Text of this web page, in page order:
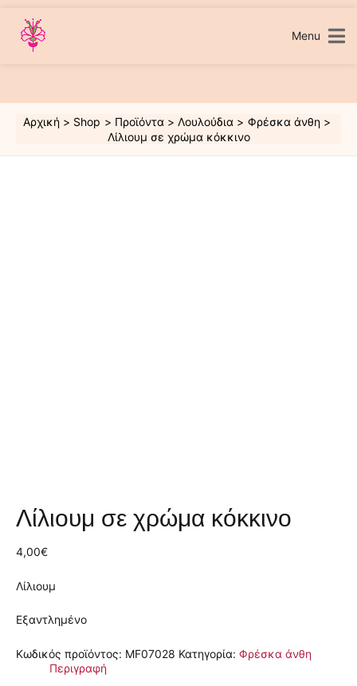
περιεχόμενο
Menu
Αρχική Shop Προϊόντα Λουλούδια
Φρέσκα άνθη
Λίλιουμ σε χρώμα κόκκινο
Λίλιουμ σε χρώμα κόκκινο
4,00€
Λίλιουμ
Εξαντλημένο
Κωδικός προϊόντος: MF07028 Κατηγορία: Φρέσκα άνθη
Περιγραφή